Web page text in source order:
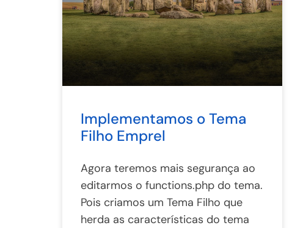
Implementamos o Tema
Filho Emprel
Agora teremos mais segurança ao
editarmos o functions.php do tema.
Pois criamos um Tema Filho que
herda as características do tema